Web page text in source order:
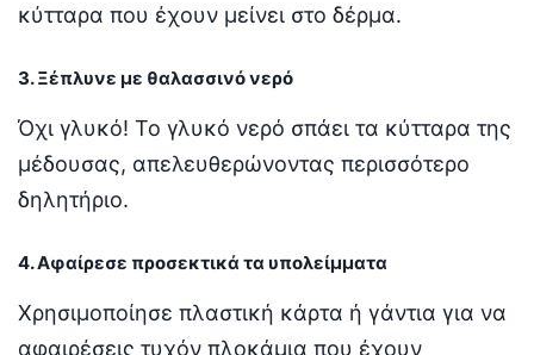
κύτταρα που έχουν μείνει στο δέρμα.
3. Ξέπλυνε με θαλασσινό νερό
Όχι γλυκό! Το γλυκό νερό σπάει τα κύτταρα της
μέδουσας, απελευθερώνοντας περισσότερο
δηλητήριο.
4. Αφαίρεσε προσεκτικά τα υπολείμματα
Χρησιμοποίησε πλαστική κάρτα ή γάντια για να
αφαιρέσεις τυχόν πλοκάμια που έχουν